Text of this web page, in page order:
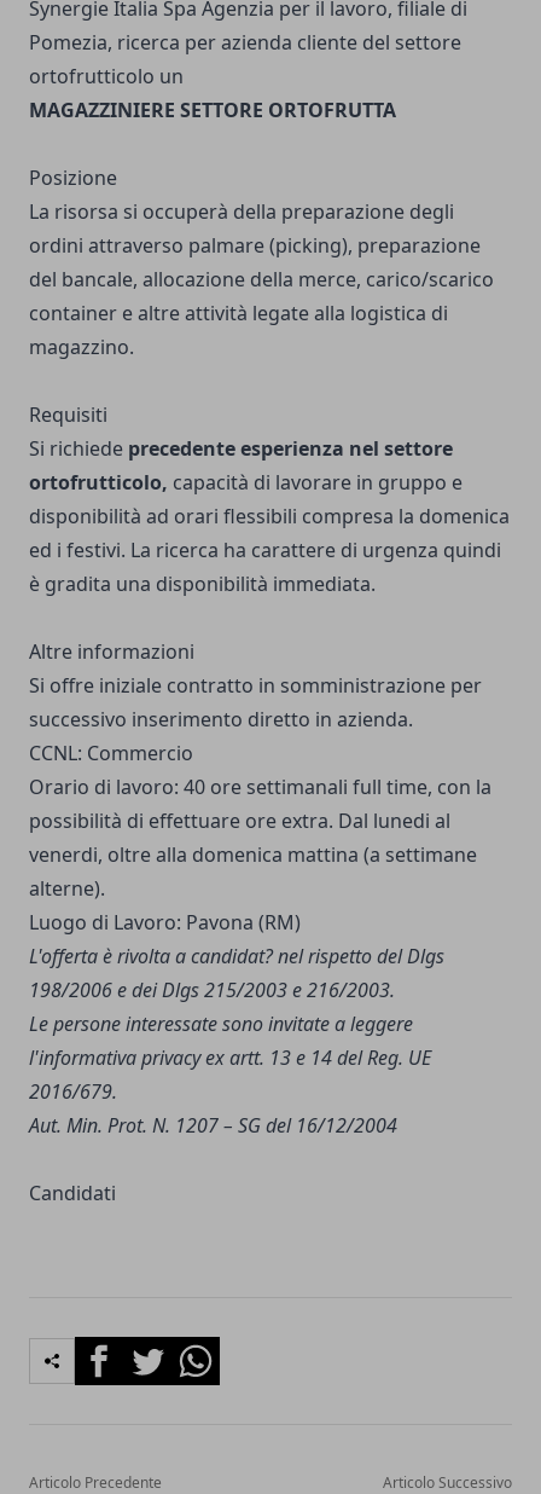
Synergie Italia Spa Agenzia per il lavoro, filiale di
Pomezia, ricerca per azienda cliente del settore
ortofrutticolo un
MAGAZZINIERE SETTORE ORTOFRUTTA
Posizione
La risorsa si occuperà della preparazione degli
ordini attraverso palmare (picking), preparazione
del bancale, allocazione della merce, carico/scarico
container e altre attività legate alla logistica di
magazzino.
Requisiti
Si richiede precedente esperienza nel settore
ortofrutticolo, capacità di lavorare in gruppo e
disponibilità ad orari flessibili compresa la domenica
ed i festivi. La ricerca ha carattere di urgenza quindi
è gradita una disponibilità immediata.
Altre informazioni
Si offre iniziale contratto in somministrazione per
successivo inserimento diretto in azienda.
CCNL: Commercio
Orario di lavoro: 40 ore settimanali full time, con la
possibilità di effettuare ore extra. Dal lunedi al
venerdi, oltre alla domenica mattina (a settimane
alterne).
Luogo di Lavoro: Pavona (RM)
L'offerta è rivolta a candidat? nel rispetto del Dlgs
198/2006 e dei Dlgs 215/2003 e 216/2003.
Le persone interessate sono invitate a leggere
l'informativa privacyex artt. 13 e 14 del Reg. UE
2016/679.
Aut. Min. Prot. N. 1207 – SG del 16/12/2004
Candidati
FacebookTwitterWhatsapp
Articolo Precedente Articolo Successivo